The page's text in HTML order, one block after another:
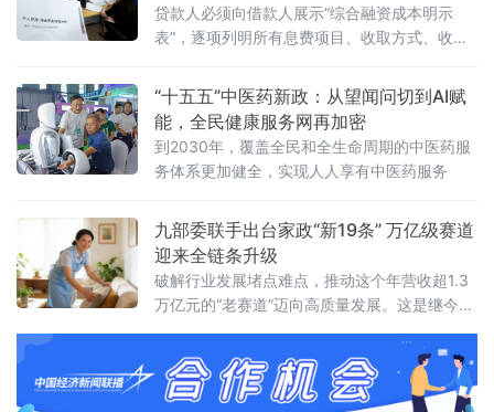
刻意突出“低利
贷款人必须向借款人展示“综合融资成本明示
表”，逐项列明所有息费项目、收取方式、收取
项目外，不再收取其他任何息费”。这意味着，
长期困扰金融消费者的个人贷款息费“糊涂账”将
彻底成为历史。国家金融监督管理总局、中国
人民银行今年3月联合发布《个人贷款业务明示
综合融资成
“十五五”中医药新政：从望闻问切到AI赋
能，全民健康服务网再加密
到2030年，覆盖全民和全生命周期的中医药服
务体系更加健全，实现人人享有中医药服务
九部委联手出台家政“新19条” 万亿级赛道
迎来全链条升级
破解行业发展堵点难点，推动这个年营收超1.3
万亿元的“老赛道”迈向高质量发展。这是继今年
长点工作方案》后，家政服务领域落地的首份
专项政策。新政由商务部、国家发展改革委、
教育部、